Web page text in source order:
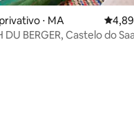
de 5, 221 avaliações
⋅ MA 4,89
DU BERGER, Castelo do